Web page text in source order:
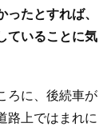
たとすれば、
ていることに気
ろに、後続車が
路上ではまれに